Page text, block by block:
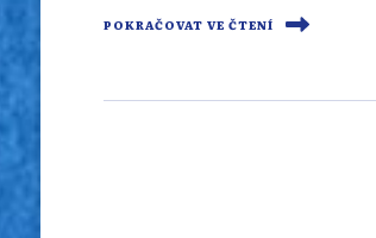
POKRAČOVAT VE ČTENÍ